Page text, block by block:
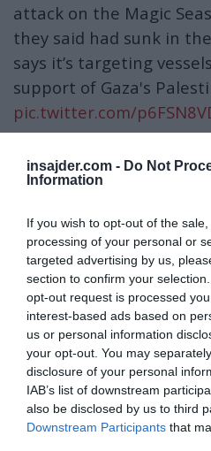
insajder.com - Do Not
Information
If you wish to opt-out of the
processing of your personal or
targeted advertising by us,
section to confirm your
opt-out request is processed
interest-based ads based on
us or personal information
your opt-out. You may
disclosure of your personal
IAB’s list of downstream
also be disclosed by us to third
Downstream Participants that
attack on the Magic
they said had sunk in
says it’s targeting
support of Gaza's
pic.twitter.com/
Gre za prve napade na
zatišja.
Hutiji so začeli
ladjenovembra 2023,
izraelske ofenzive na
izraelskega genocida
Od takrat so napadli
potopili štiri. Hutiji
namenjene v Izrael, kajti